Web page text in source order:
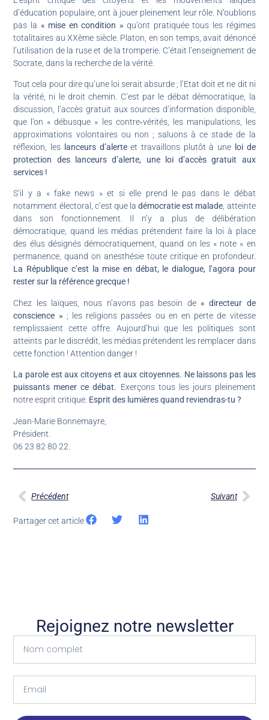
d’éducation populaire, ont à jouer pleinement leur rôle. N’oublions
pas la « mise en condition » qu’ont pratiquée tous les régimes
totalitaires au XXème siècle. Platon, en son temps, avait dénoncé
l’utilisation de la ruse et de la tromperie. C’était l’enseignement de
Socrate, dans la recherche de la vérité.
Tout cela pour dire qu’une loi serait absurde ; l’Etat doit et ne dit ni
la vérité, ni le droit chemin. C’est par le débat démocratique, la
discussion, l’accès gratuit aux sources d’information disponible,
que l’on « débusque » les contre‑vérités, les manipulations, les
approximations volontaires ou non ; saluons à ce stade de la
réflexion, les lanceurs d’alerteet travaillons plutôt à une loi de
protection des lanceurs d’alerte, une loi d’accès gratuit aux
services !
S’il y a « fake news » et si elle prend le pas dans le débat
notamment électoral, c’est que ladémocratie est malade, atteinte
dans son fonctionnement. Il n’y a plus de délibération
démocratique, quand les médias prétendent faire la loi à place
des élus désignés démocratiquement, quand on les « note » en
permanence, quand on anesthésie toute critique en profondeur.
La République c’est la mise en débat, le dialogue, l’agora pour
rester sur la référence grecque !
Chez les laïques, nous n’avons pas besoin de « directeur de
conscience » ; les religions passées ou en en perte de vitesse
remplissaient cette offre. Aujourd’hui que les politiques sont
atteints par le discrédit, les médias prétendent les remplacer dans
cette fonction ! Attention danger !
La parole est aux citoyens et aux citoyennes. Ne laissons pas les
puissants mener ce débat. Exerçons tous les jours pleinement
notre esprit critique. Esprit des lumières quand reviendras-tu ?
Jean-Marie Bonnemayre,
Président.
06 23 82 80 22.
Précédent Suivant
Partager cet article
Rejoignez notre newsletter